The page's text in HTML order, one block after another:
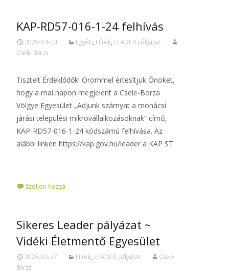
KAP-RD57-016-1-24 felhívás
2025-04-23 Egyéb, Hírek, LEADER pályázat
Csele Borza
Tisztelt Érdeklődők! Örömmel értesítjük Önöket,
hogy a mai napon megjelent a Csele-Borza
Völgye Egyesület „Adjunk szárnyat a mohácsi
járási települési mikrovállalkozásoknak” című,
KAP-RD57-016-1-24 kódszámú felhívása. Az
alábbi linken https://kap.gov.hu/leader a KAP ST
Szóljon hozzá
Sikeres Leader pályázat ~
Vidéki Életmentő Egyesület
2025-03-27 Hírek, LEADER pályázat
Csele
Borza